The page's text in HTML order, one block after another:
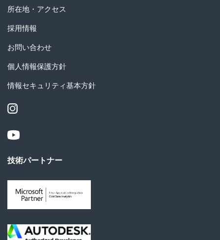
所在地・アクセス
採用情報
お問い合わせ
個人情報保護方針
情報セキュリティ基本方針
技術パートナー